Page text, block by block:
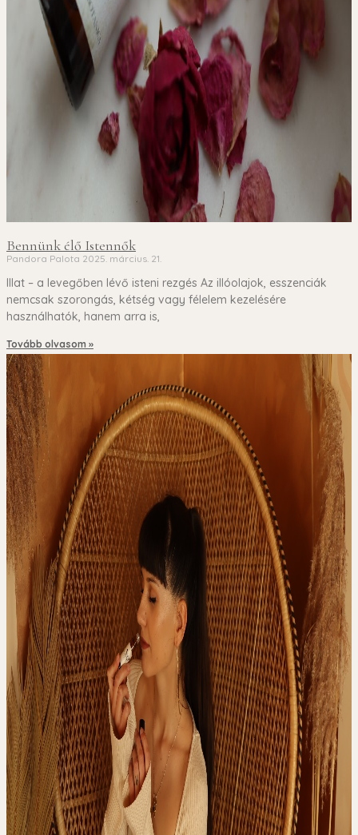
Bennünk élő Istennők
Pandora Palota 2025. március. 21.
Illat – a levegőben lévő isteni rezgés Az illóolajok, esszenciák
nemcsak szorongás, kétség vagy félelem kezelésére
használhatók, hanem arra is,
Tovább olvasom »